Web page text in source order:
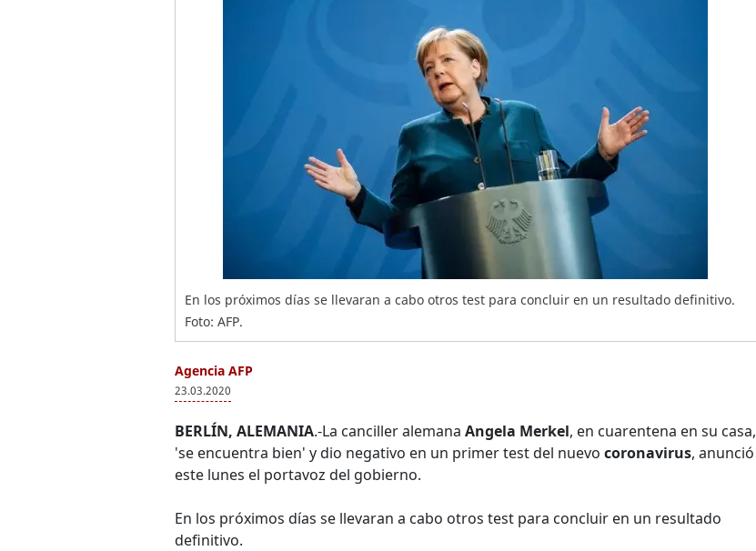
En los próximos días se llevaran a cabo otros test para concluir en un resultado definitivo.
Foto: AFP.
Agencia AFP
23.03.2020
BERLÍN, ALEMANIA.-La canciller alemana Angela Merkel, en cuarentena en su casa,
'se encuentra bien' y dio negativo en un primer test del nuevo coronavirus, anunció
este lunes el portavoz del gobierno.
En los próximos días se llevaran a cabo otros test para concluir en un resultado
definitivo.